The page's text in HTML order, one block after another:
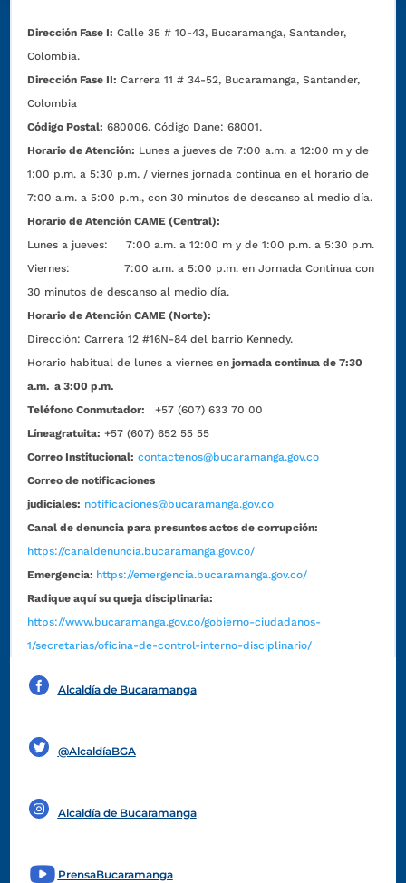
Dirección Fase I: Calle 35 # 10-43, Bucaramanga, Santander,
Colombia.
Dirección Fase II: Carrera 11 # 34-52, Bucaramanga, Santander,
Colombia
Código Postal: 680006. Código Dane: 68001.
Horario de Atención: Lunes a jueves de 7:00 a.m. a 12:00 m y de
1:00 p.m. a 5:30 p.m. / viernes jornada continua en el horario de
7:00 a.m. a 5:00 p.m., con 30 minutos de descanso al medio día.
Horario de Atención CAME (Central):
Lunes a jueves: 7:00 a.m. a 12:00 m y de 1:00 p.m. a 5:30 p.m.
Viernes: 7:00 a.m. a 5:00 p.m. en Jornada Continua con
30 minutos de descanso al medio día.
Horario de Atención CAME (Norte):
Dirección:Carrera 12 #16N-84 del barrio Kennedy.
Horario habitual de lunes a viernes en jornada continua de 7:30
a.m. a 3:00 p.m.
Teléfono Conmutador:
+57 (607) 633 70 00
Líneagratuita: +57 (607) 652 55 55
Correo Institucional: contactenos@bucaramanga.gov.co
Correo de notificaciones
judiciales: notificaciones@bucaramanga.gov.co
Canal de denuncia para presuntos actos de corrupción:
https://canaldenuncia.bucaramanga.gov.co/
Emergencia: https://emergencia.bucaramanga.gov.co/
Radique aquí su queja disciplinaria:
https://www.bucaramanga.gov.co/gobierno-ciudadanos-
1/secretarias/oficina-de-control-interno-disciplinario/
Alcaldía de Bucaramanga
@AlcaldíaBGA
Alcaldía de Bucaramanga
PrensaBucaramanga